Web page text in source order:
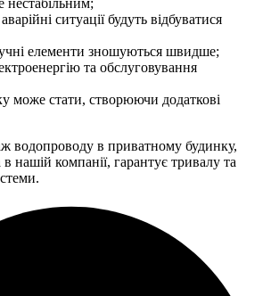
ситуації будуть відбуватися
елементи зношуються швидше;
та обслуговування
може стати, створюючи додаткові
водопроводу в приватному будинку,
нашій компанії, гарантує тривалу та